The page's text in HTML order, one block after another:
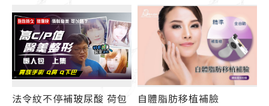
法令紋不停補玻尿酸 荷包
自體脂肪移植補臉